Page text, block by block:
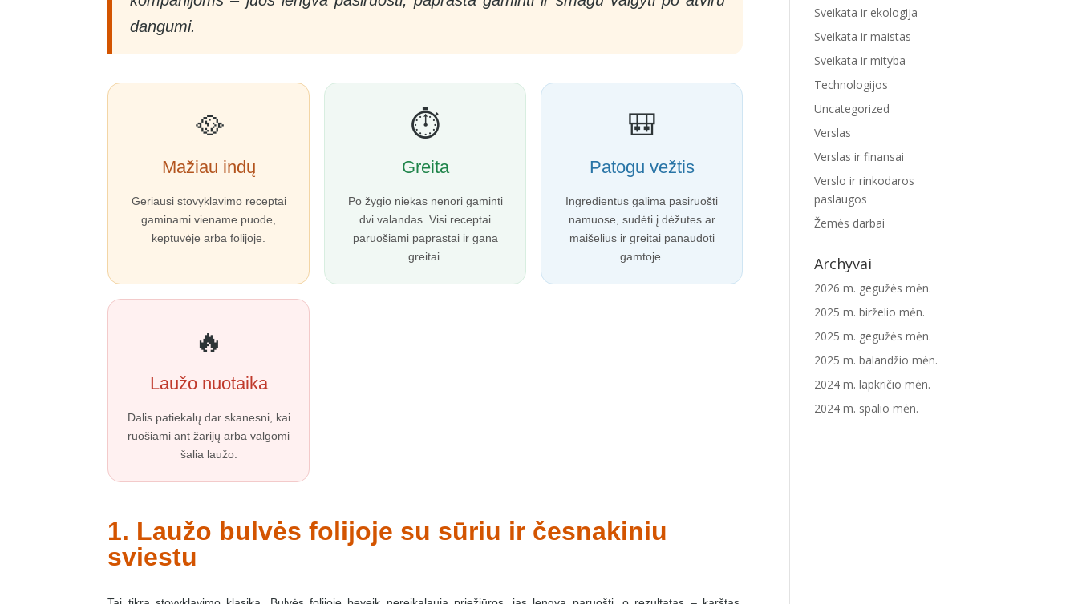
dangumi.
🥘
Mažiau indų
Geriausi stovyklavimo receptai
gaminami viename puode,
keptuvėje arba folijoje.
⏱️
Greita
Po žygio niekas nenori gaminti
dvi valandas. Visi receptai
paruošiami paprastai ir gana
greitai.
🎒
Patogu vežtis
Ingredientus galima pasiruošti
namuose, sudėti į dėžutes ar
maišelius ir greitai panaudoti
gamtoje.
🔥
Laužo nuotaika
Dalis patiekalų dar skanesni, kai
ruošiami ant žarijų arba valgomi
šalia laužo.
1. Laužo bulvės folijoje su sūriu ir česnakiniu
sviestu
Sveikata ir ekologija
Sveikata ir maistas
Sveikata ir mityba
Technologijos
Uncategorized
Verslas
Verslas ir finansai
Verslo ir rinkodaros
paslaugos
Žemės darbai
Archyvai
2026 m. gegužės mėn.
2025 m. birželio mėn.
2025 m. gegužės mėn.
2025 m. balandžio mėn.
2024 m. lapkričio mėn.
2024 m. spalio mėn.